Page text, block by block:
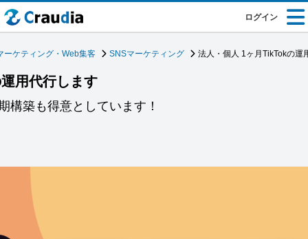
ログイン
ーケティング・Web集客 SNSマーケティング 法人・個人 1ヶ月TikTokの運
用代行します
構築も得意としています！